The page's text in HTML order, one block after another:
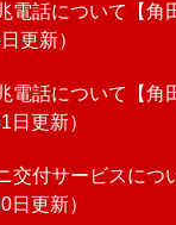
電話について【角
更新
電話について【角
日更新
交付サービスにつ
日更新